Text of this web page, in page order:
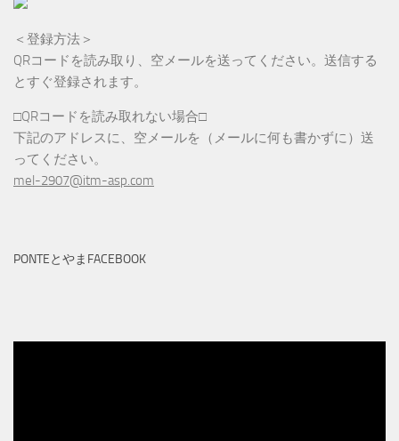
＜登録方法＞
QRコードを読み取り、空メールを送ってください。送信する
とすぐ登録されます。
□QRコードを読み取れない場合□
下記のアドレスに、空メールを（メールに何も書かずに）送
ってください。
mel-2907@itm-asp.com
PONTEとやまFACEBOOK